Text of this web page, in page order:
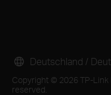
Copyright © 2026 TP-Link
reserved.
Deutschland /